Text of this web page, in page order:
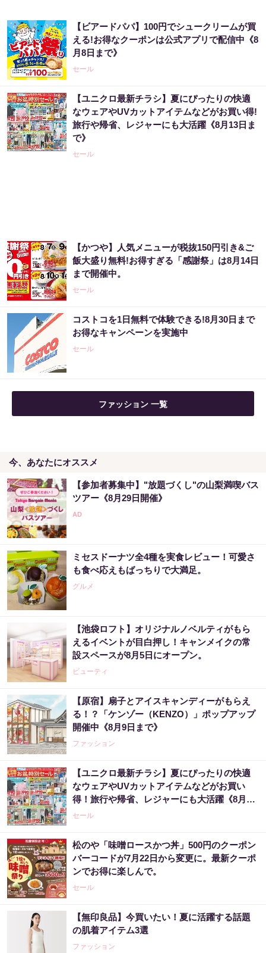
【ビアードパパ】100円でシュークリームが買
える!お得なクーポンは公式アプリで配信中《8
月8日まで》
セール
【ユニクロ最新チラシ】夏にぴったりの快適
なウェアやUVカットアイテムなどがお買い得!
旅行や帰省、レジャーにも大活躍《8月13日ま
で》
セール
【かつや】人気メニューが税抜150円引き&ご
飯大盛り無料!お得すぎる「感謝祭」は8月14日
まで開催中。
セール
コストコを1日無料で体験できる!8月30日まで
お得なキャンペーンを実施中
セール
ファッション 一覧
今、あなたにオススメ
【参加者募集中】"放題づくし"の山梨満喫バス
ツアー《8月29日開催》
ミセスドーナツ全4種を実食レビュー！可愛さ
も食べ応えもばっちりで大満足。
グルメ
【池袋ロフト】オリジナルノベルティがもら
えるイベントが目白押し！キャンメイクの常
設スペースが8月5日にオープン。
ビューティ
【原宿】扇子とアイスキャンディーがもらえ
る！？「ケンゾー（KENZO）」ポップアップ
開催中《8月9日まで》
ファッション
【ユニクロ最新チラシ】夏にぴったりの快適
なウェアやUVカットアイテムなどがお買い
得！旅行や帰省、レジャーにも大活躍《8月13
日まで》
セール
松のや「味噌ロースかつ丼」500円のクーポン
バーコードが7月22日から変更に。最新クーポ
ンでお得に楽しんで。
セール
【無印良品】今買いたい！夏に活躍する話題
の肌着アイテム3選
ファッション